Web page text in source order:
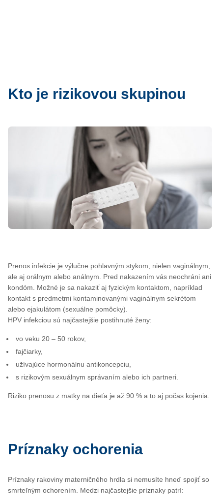
Kto je rizikovou skupinou
Prenos infekcie je výlučne pohlavným stykom, nielen vaginálnym,
ale aj orálnym alebo análnym. Pred nakazením vás neochráni ani
kondóm. Možné je sa nakaziť aj fyzickým kontaktom, napríklad
kontakt s predmetmi kontaminovanými vaginálnym sekrétom
alebo ejakulátom (sexuálne pomôcky).
HPV infekciou sú najčastejšie postihnuté ženy:
vo veku 20 – 50 rokov,
fajčiarky,
užívajúce hormonálnu antikoncepciu,
s rizikovým sexuálnym správaním alebo ich partneri.
Riziko prenosu z matky na dieťa je až 90 % a to aj počas kojenia.
Príznaky ochorenia
Príznaky rakoviny materničného hrdla si nemusíte hneď spojiť so
smrteľným ochorením. Medzi najčastejšie príznaky patrí: